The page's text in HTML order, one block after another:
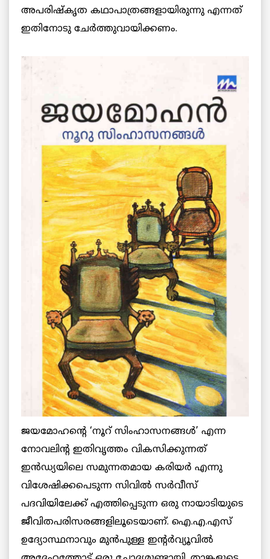
അപരിഷ്കൃത കഥാപാത്രങ്ങളായിരുന്നു എന്നത്
ഇതിനോടു ചേർത്തുവായിക്കണം.
ജയമോഹന്റെ ‘നൂറ് സിംഹാസനങ്ങൾ’ എന്ന
നോവലിന്റ ഇതിവൃത്തം വികസിക്കുന്നത്
ഇന്‍ഡ്യയിലെ സമുന്നതമായ കരിയർ എന്നു
വിശേഷിക്കപെടുന്ന സിവിൽ സർവീസ്
പദവിയിലേക്ക് എത്തിപ്പെടുന്ന ഒരു നായാടിയുടെ
ജീവിതപരിസരങ്ങളിലൂടെയാണ്. ഐ.എ.എസ്
ഉദ്യോസ്ഥനാവും മുന്‍പുള്ള ഇന്റർവ്യൂവിൽ